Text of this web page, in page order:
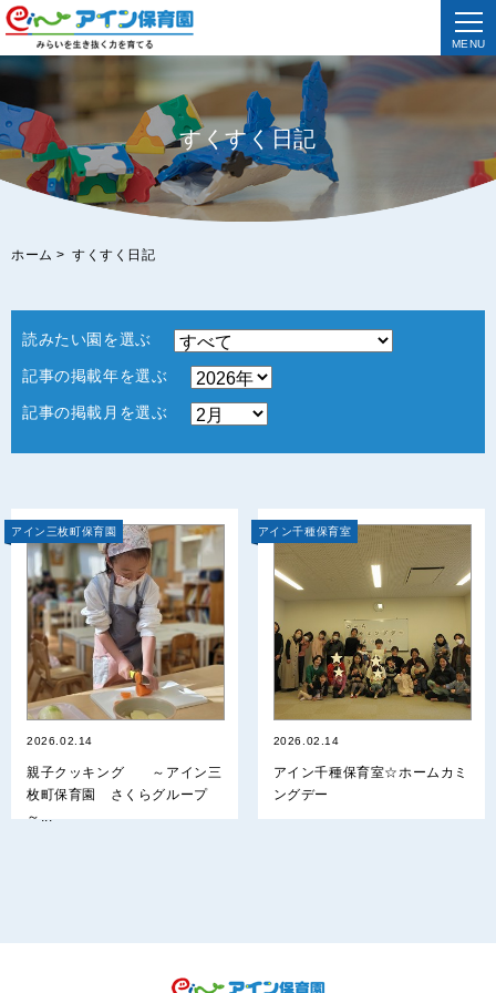
MENU
すくすく日記
ホーム > すくすく日記
読みたい園を選ぶ
記事の掲載年を選ぶ
記事の掲載月を選ぶ
アイン三枚町保育園
2026.02.14
親子クッキング ～アイン三
枚町保育園 さくらグループ
～...
アイン千種保育室
2026.02.14
アイン千種保育室☆ホームカミ
ングデー